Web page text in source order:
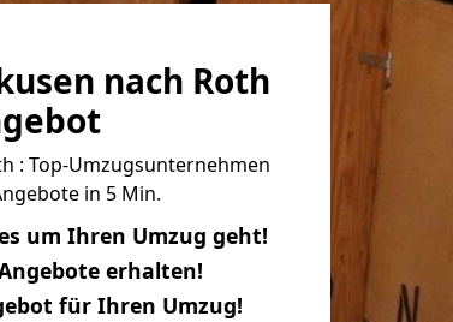
nach Roth
: Top-Umzugsunternehmen
in 5 Min.
um Ihren Umzug geht!
erhalten!
für Ihren Umzug!